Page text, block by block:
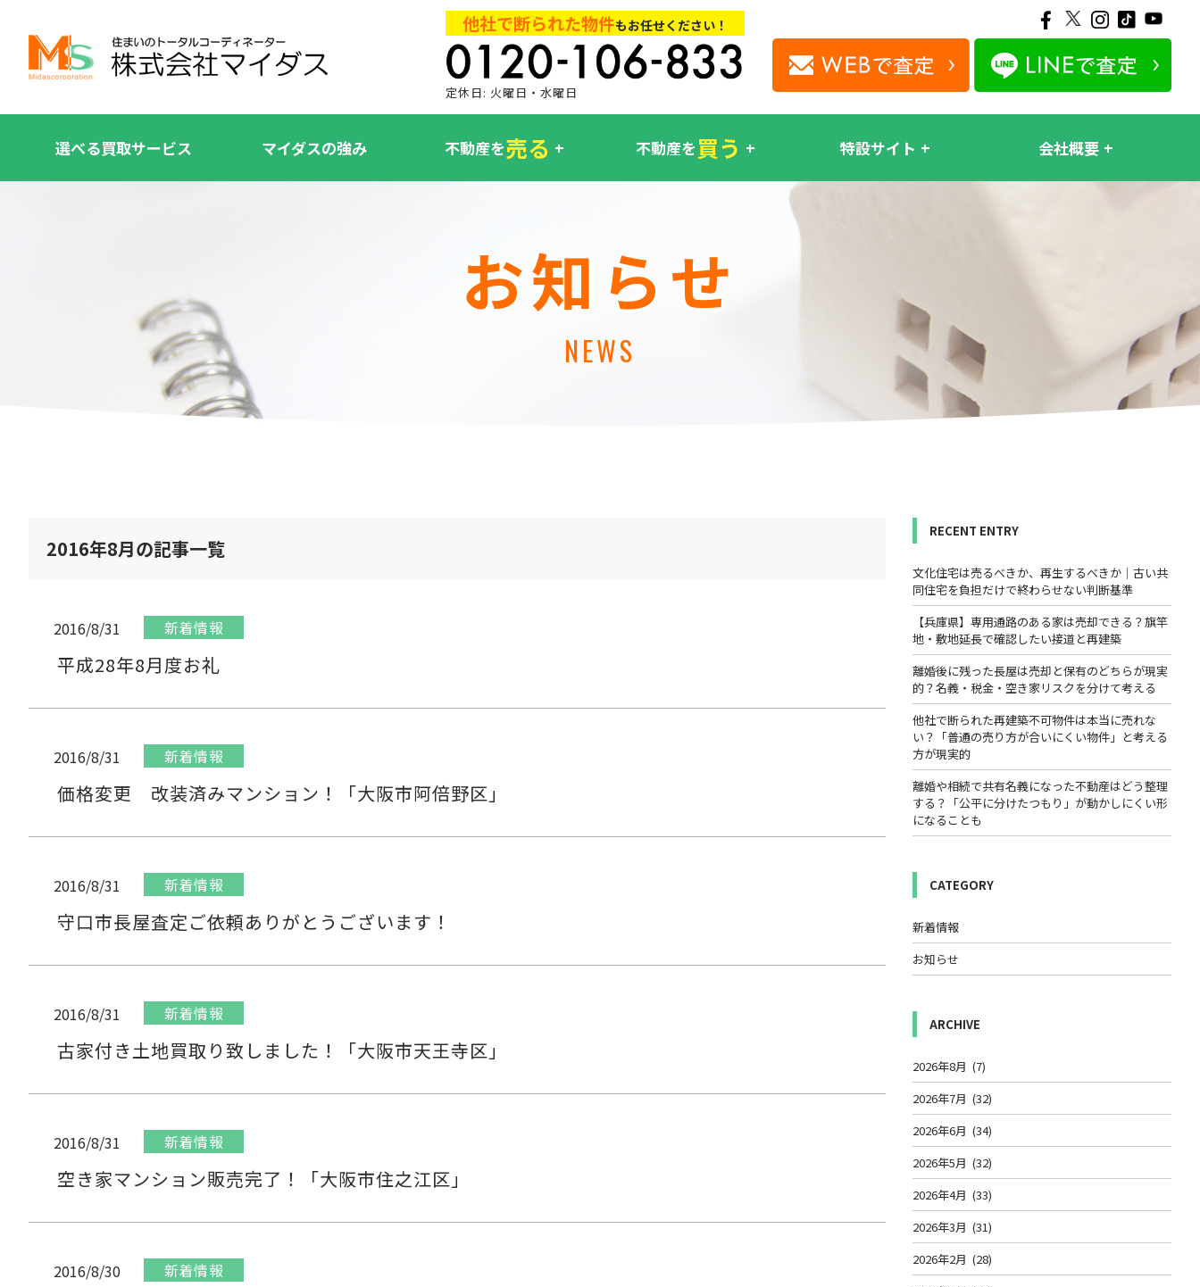
他社で断られた物件もお任せください！
定休日: 火曜日・水曜日
選べる買取サービス マイダスの強み 不動産を売る 不動産を買う 特設サイト 会社概要
お知らせ
NEWS
2016年8月の記事一覧
2016/8/31 新着情報
平成28年8月度お礼
2016/8/31 新着情報
価格変更 改装済みマンション！「大阪市阿倍野区」
2016/8/31 新着情報
守口市長屋査定ご依頼ありがとうございます！
2016/8/31 新着情報
古家付き土地買取り致しました！「大阪市天王寺区」
2016/8/31 新着情報
空き家マンション販売完了！「大阪市住之江区」
2016/8/30 新着情報
RECENT ENTRY
文化住宅は売るべきか、再生するべきか｜古い共
同住宅を負担だけで終わらせない判断基準
【兵庫県】専用通路のある家は売却できる？旗竿
地・敷地延長で確認したい接道と再建築
離婚後に残った長屋は売却と保有のどちらが現実
的？名義・税金・空き家リスクを分けて考える
他社で断られた再建築不可物件は本当に売れな
い？「普通の売り方が合いにくい物件」と考える
方が現実的
離婚や相続で共有名義になった不動産はどう整理
する？「公平に分けたつもり」が動かしにくい形
になることも
CATEGORY
新着情報
お知らせ
ARCHIVE
2026年8月 (7)
2026年7月 (32)
2026年6月 (34)
2026年5月 (32)
2026年4月 (33)
2026年3月 (31)
2026年2月 (28)